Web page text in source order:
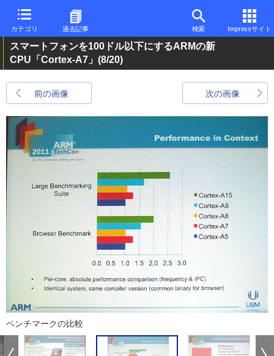
カテゴリ 過去記事 検索 Impressサイト
スマートフォンを100ドル以下にするARMの新
CPU「Cortex-A7」 (8/20)
前の画像 次の画像
ベンチマークの比較